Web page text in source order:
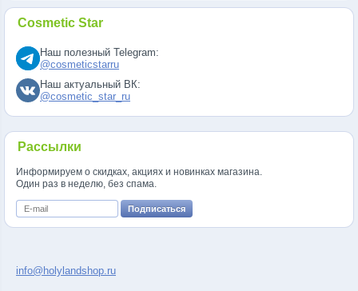
Cosmetic Star
Наш полезный Telegram:
@cosmeticstarru
Наш актуальный ВК:
@cosmetic_star_ru
Рассылки
Информируем о скидках, акциях и новинках магазина.
Один раз в неделю, без спама.
info@holylandshop.ru